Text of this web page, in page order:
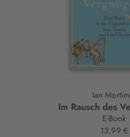
Ian
Im Rausch des
E-Book
13,99 €